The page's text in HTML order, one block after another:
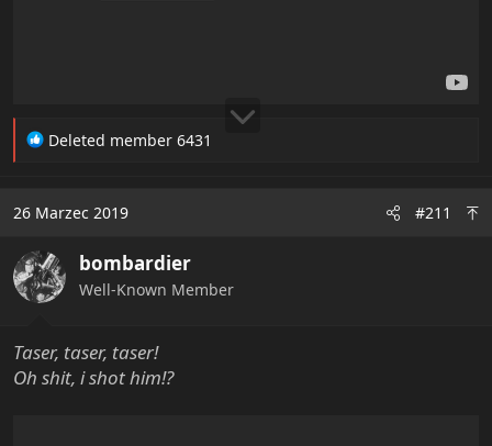
R
t
o
n
s
Deleted member 6431
26 Marzec 2019 #211
bombardier
Well-Known Member
Taser, taser, taser!
Oh shit, i shot him!?